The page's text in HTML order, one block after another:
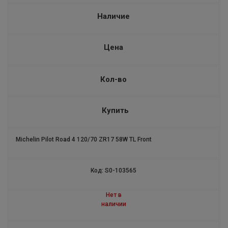
PILOT ALPIN5 SUV
Наличие
Цена
Кол-во
Купить
Michelin Pilot Road 4 120/70 ZR17 58W TL Front
Код: S0-103565
Нет в
наличии